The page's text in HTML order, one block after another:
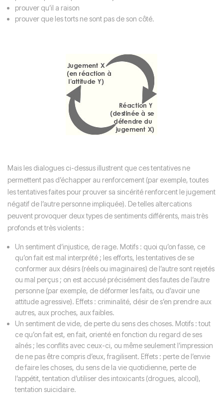
prouver qu’il a raison
prouver que les torts ne sont pas de son côté.
Mais les dialogues ci-dessus illustrent que ces tentatives ne
permettent pas d’échapper au renforcement (par exemple, toutes
les tentatives faites pour prouver sa sincérité renforcent le jugement
négatif de l’autre personne impliquée). De telles altercations
peuvent provoquer deux types de sentiments différents, mais très
profonds et très violents :
Un sentiment d’injustice, de rage. Motifs : quoi qu’on fasse, ce
qu’on fait est mal interprété ; les efforts, les tentatives de se
conformer aux désirs (réels ou imaginaires) de l’autre sont rejetés
ou mal perçus ; on est accusé précisément des fautes de l’autre
personne (par exemple, de déformer les faits, ou d’avoir une
attitude agressive). Effets : criminalité, désir de s’en prendre aux
autres, aux proches, aux faibles.
Un sentiment de vide, de perte du sens des choses. Motifs : tout
ce qu’on fait est, en fait, orienté en fonction du regard de ses
aînés ; les conflits avec ceux-ci, ou même seulement l’impression
de ne pas être compris d’eux, fragilisent. Effets : perte de l’envie
de faire les choses, du sens de la vie quotidienne, perte de
l’appétit, tentation d’utiliser des intoxicants (drogues, alcool),
tentation suicidaire.